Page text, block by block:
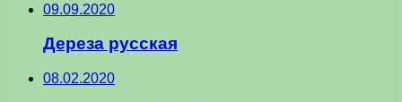
09.09.2020
Дереза русская
08.02.2020